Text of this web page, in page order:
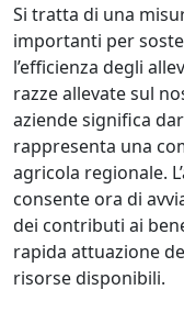
Si tratta di una
importanti per
l’efficienza degli
razze allevate sul
aziende significa
rappresenta una
agricola regionale.
consente ora di
dei contributi ai
rapida attuazione
risorse disponibili.